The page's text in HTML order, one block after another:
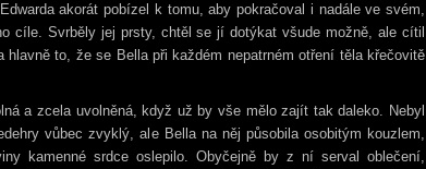
akorát pobízel k tomu, aby pokračoval i nadále ve svém,
cíle. Svrběly jej prsty, chtěl se jí dotýkat všude možně, ale cítil
hlavně to, že se Bella při každém nepatrném otření těla křečovitě
a zcela uvolněná, když už by vše mělo zajít tak daleko. Nebyl
vůbec zvyklý, ale Bella na něj působila osobitým kouzlem,
kamenné srdce oslepilo. Obyčejně by z ní serval oblečení,